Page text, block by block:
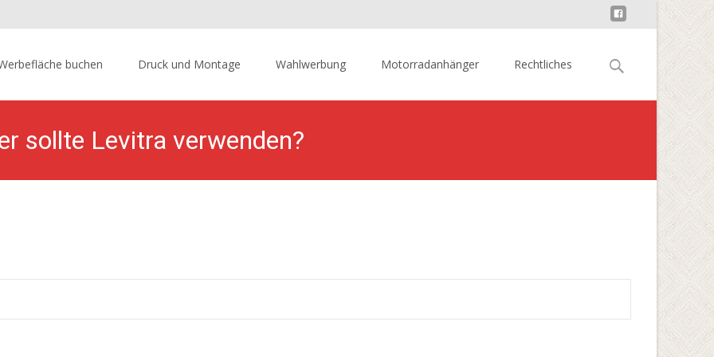
buchen Druck und Montage Wahlwerbung Motorradanhänger Rechtliches
Suchen
nach:
sollte Levitra verwenden?